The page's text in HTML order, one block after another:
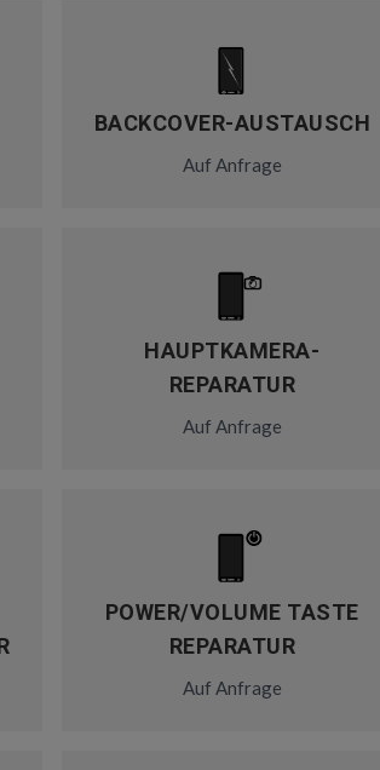
BACKCOVER-AUSTAUSCH
Auf Anfrage
HAUPTKAMERA-
REPARATUR
Auf Anfrage
POWER/VOLUME TASTE
REPARATUR
Auf Anfrage